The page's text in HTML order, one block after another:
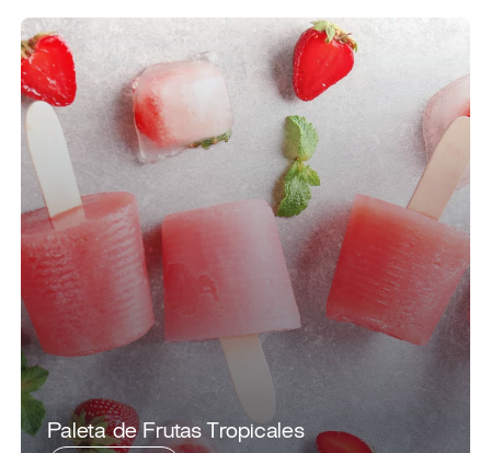
​​Paleta de Frutas Tropicales​